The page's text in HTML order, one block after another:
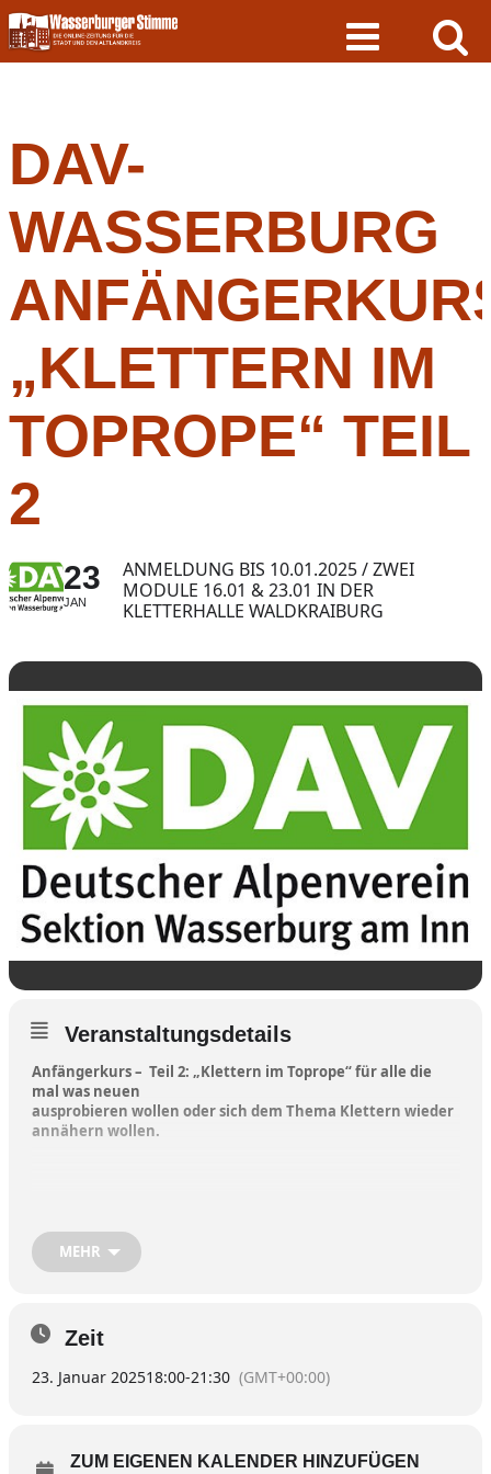
Skip
to
content
DAV-
WASSERBURG
„KLETTERN IM
TOPROPE“ TEIL
2
23
JAN
ANMELDUNG BIS 10.01.2025 / ZWEI
MODULE 16.01 & 23.01 IN DER
KLETTERHALLE WALDKRAIBURG
Veranstaltungsdetails
Anfängerkurs – Teil 2: „Klettern im Toprope“ für alle die
mal was neuen
ausprobieren wollen oder sich dem Thema Klettern wieder
annähern wollen.
Klettertechniken,
Kursinhalte:Abnahme des DAV-Kletterscheins „Indoor Toprope“
Bewegung,
sowie allgem. Sportlichkeit
Kursort:Kletterhalle Waldkraiburg
Anmeldeschluss: 10.01.2025
MEHR
Zeit
23. Januar 202518:00-21:30 (GMT+00:00)
ZUM EIGENEN KALENDER HINZUFÜGEN